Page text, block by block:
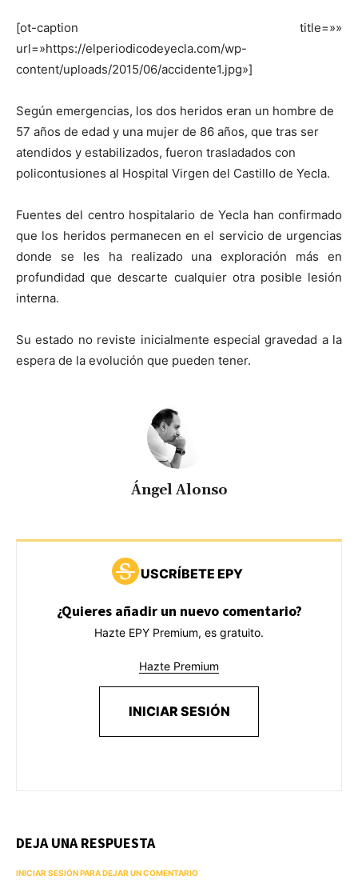
[ot-caption title=»»
url=»https://elperiodicodeyecla.com/wp-
content/uploads/2015/06/accidente1.jpg»]
Según emergencias, los dos heridos eran un hombre de
57 años de edad y una mujer de 86 años, que tras ser
atendidos y estabilizados, fueron trasladados con
policontusiones al Hospital Virgen del Castillo de Yecla.
Fuentes del centro hospitalario de Yecla han confirmado
que los heridos permanecen en el servicio de urgencias
donde se les ha realizado una exploración más en
profundidad que descarte cualquier otra posible lesión
interna.
Su estado no reviste inicialmente especial gravedad a la
espera de la evolución que pueden tener.
Ángel Alonso
USCRÍBETE EPY
¿Quieres añadir un nuevo comentario?
Hazte EPY Premium, es gratuito.
Hazte Premium
INICIAR SESIÓN
DEJA UNA RESPUESTA
INICIAR SESIÓN PARA DEJAR UN COMENTARIO